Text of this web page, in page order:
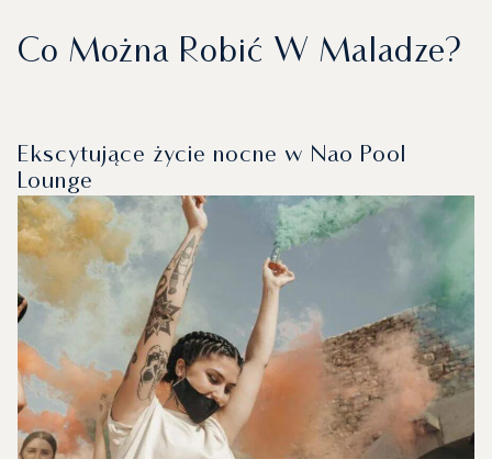
Co Można Robić W Maladze?
Ekscytujące życie nocne w Nao Pool
Lounge